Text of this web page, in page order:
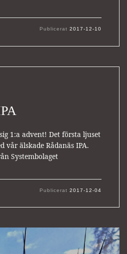
Publicerat2017-12-10
1:a advent! Det första ljuset
vår älskade Rådanäs IPA.
Systembolaget
Publicerat2017-12-04